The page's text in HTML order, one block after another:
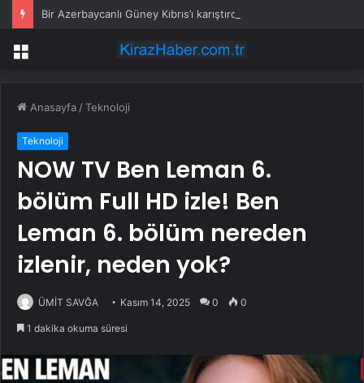
Menü
Anasayfa /Teknoloji
Teknoloji
NOW TV Ben Leman 6.
bölüm Full HD izle! Ben
Leman 6. bölüm nereden
izlenir, neden yok?
ÜMİT SAVĞA Kasım 14, 2025 0 0
1 dakika okuma süresi